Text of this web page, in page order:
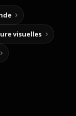
visuelles